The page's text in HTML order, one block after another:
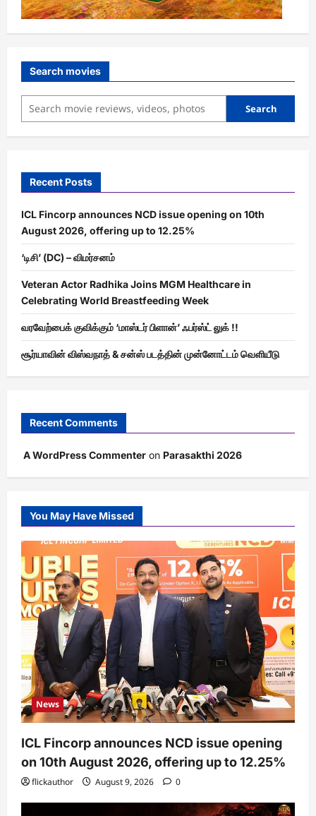
Search movies
Search
Recent Posts
ICL Fincorp announces NCD issue opening on 10th
August 2026, offering up to 12.25%
‘டிசி’ (DC) – விமர்சனம்
Veteran Actor Radhika Joins MGM Healthcare in
Celebrating World Breastfeeding Week
வரவேற்பைக் குவிக்கும் ‘மாஸ்டர் பிளான்’ ஃபர்ஸ்ட் லுக் !!
சூர்யாவின் விஸ்வநாத் & சன்ஸ் படத்தின் முன்னோட்டம் வெளியீடு
Recent Comments
A WordPress Commenter on Parasakthi 2026
You May Have Missed
News
ICL Fincorp announces NCD issue opening
on 10th August 2026, offering up to 12.25%
flickauthor August 9, 2026 0